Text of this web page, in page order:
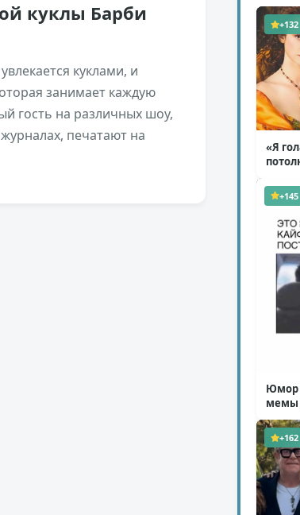
куклы Барби
куклами, и
занимает каждую
гость на различных шоу,
печатают на
+132
«Я
( 11+145
Юмор
мемы
+162